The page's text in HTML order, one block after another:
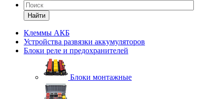
Найти
Клеммы АКБ
Устройства развязки аккумуляторов
Блоки реле и предохранителей
Блоки монтажные